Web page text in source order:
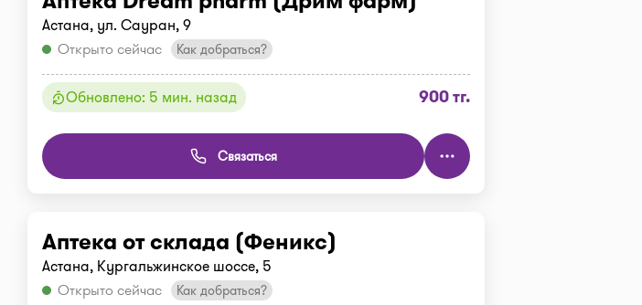
Астана, ул. Сауран, 9
Открыто сейчас
Как добраться?
Обновлено: 5 мин. назад 900 тг.
Связаться
Аптека от склада (Феникс)
Астана, Кургальжинское шоссе, 5
Открыто сейчас
Как добраться?